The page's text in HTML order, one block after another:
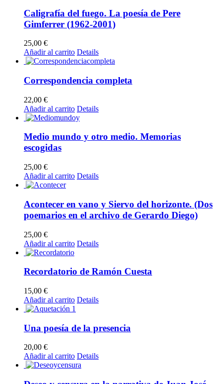
Caligrafía del fuego. La poesía de Pere
Gimferrer (1962-2001)
25,00 €
Añadir al carrito Details
Correspondencia completa
22,00 €
Añadir al carrito Details
Medio mundo y otro medio. Memorias
escogidas
25,00 €
Añadir al carrito Details
Acontecer en vano y Siervo del horizonte. (Dos
poemarios en el archivo de Gerardo Diego)
25,00 €
Añadir al carrito Details
Recordatorio de Ramón Cuesta
15,00 €
Añadir al carrito Details
Una poesía de la presencia
20,00 €
Añadir al carrito Details